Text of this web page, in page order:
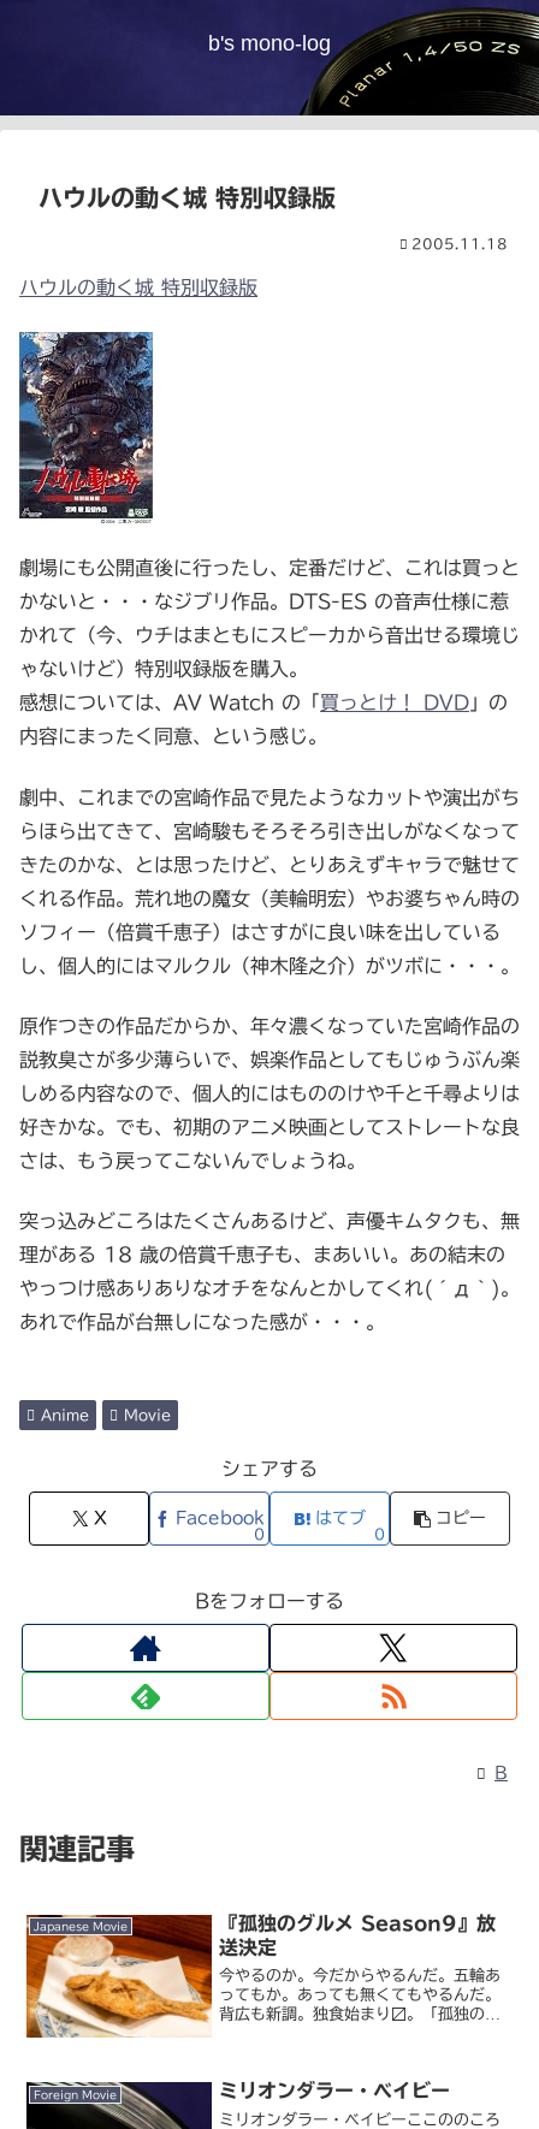
b's mono-log
ハウルの動く城 特別収録版
2005.11.18
ハウルの動く城 特別収録版
劇場にも公開直後に行ったし、定番だけど、これは買っと
かないと・・・なジブリ作品。DTS-ES の音声仕様に惹
かれて（今、ウチはまともにスピーカから音出せる環境じ
ゃないけど）特別収録版を購入。
感想については、AV Watch の「 買っとけ！ DVD 」の
内容にまったく同意、という感じ。
劇中、これまでの宮崎作品で見たようなカットや演出がち
らほら出てきて、宮崎駿もそろそろ引き出しがなくなって
きたのかな、とは思ったけど、とりあえずキャラで魅せて
くれる作品。荒れ地の魔女（美輪明宏）やお婆ちゃん時の
ソフィー（倍賞千恵子）はさすがに良い味を出している
し、個人的にはマルクル（神木隆之介）がツボに・・・。
原作つきの作品だからか、年々濃くなっていた宮崎作品の
説教臭さが多少薄らいで、娯楽作品としてもじゅうぶん楽
しめる内容なので、個人的にはもののけや千と千尋よりは
好きかな。でも、初期のアニメ映画としてストレートな良
さは、もう戻ってこないんでしょうね。
突っ込みどころはたくさんあるけど、声優キムタクも、無
理がある 18 歳の倍賞千恵子も、まあいい。あの結末の
やっつけ感ありありなオチをなんとかしてくれ(´д｀)。
あれで作品が台無しになった感が・・・。
Anime Movie
シェアする
X Facebook
0
はてブ
0
コピー
Bをフォローする
B
関連記事
Japanese Movie
『孤独のグルメ Season9』放
送決定
今やるのか。今だからやるんだ。五輪あ
ってもか。あっても無くてもやるんだ。
背広も新調。独食始まり〼。「孤独のグ
Foreign Movie ミリオンダラー・ベイビー
ミリオンダラー・ベイビーここののころ